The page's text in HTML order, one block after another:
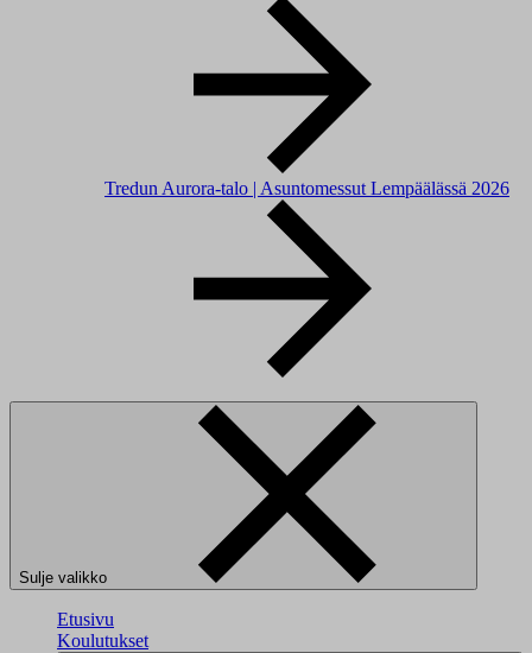
Tredun Aurora-talo | Asuntomessut Lempäälässä 2026
Sulje valikko
Etusivu
Koulutukset